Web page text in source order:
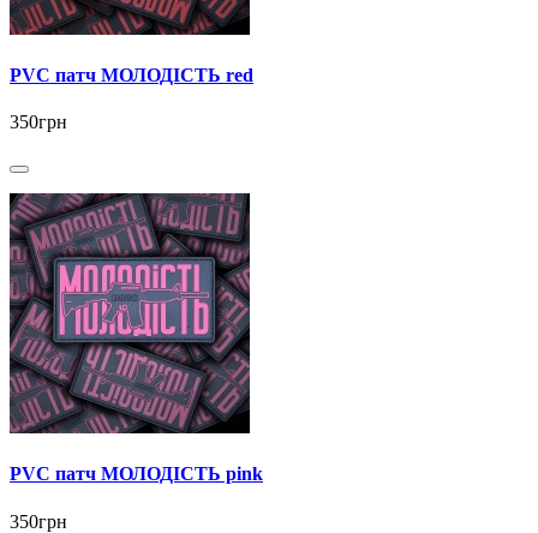
PVC патч МОЛОДІСТЬ red
350грн
PVC патч МОЛОДІСТЬ pink
350грн